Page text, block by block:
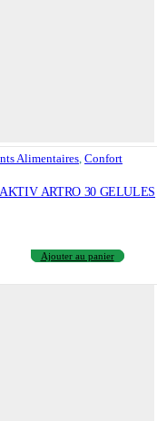
Alimentaires, Confort
AKTIV ARTRO 30 GELULES
Ajouter au panier